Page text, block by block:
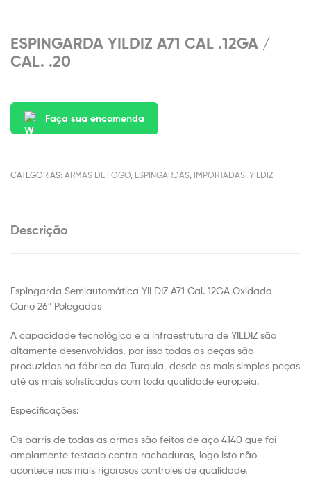
ESPINGARDA YILDIZ A71 CAL .12GA /
CAL. .20
Faça sua encomenda
CATEGORIAS: ARMAS DE FOGO ESPINGARDAS IMPORTADAS YILDIZ
Descrição
Espingarda Semiautomática YILDIZ A71 Cal. 12GA Oxidada –
Cano 26″ Polegadas
A capacidade tecnológica e a infraestrutura de YILDIZ são
altamente desenvolvidas, por isso todas as peças são
produzidas na fábrica da Turquia, desde as mais simples peças
até as mais sofisticadas com toda qualidade europeia.
Especificações:
Os barris de todas as armas são feitos de aço 4140 que foi
amplamente testado contra rachaduras, logo isto não
acontece nos mais rigorosos controles de qualidade.